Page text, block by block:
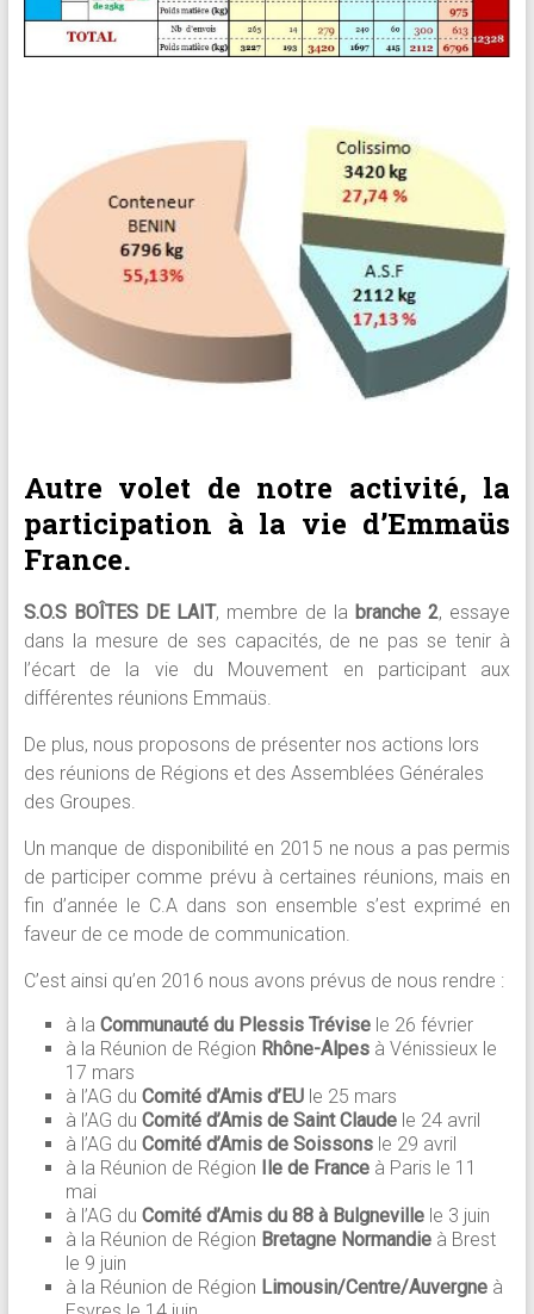
Autre volet de notre activité, la
participation à la vie d’Emmaüs
France.
S.O.S BOÎTES DE LAIT, membre de la branche 2, essaye
dans la mesure de ses capacités, de ne pas se tenir à
l’écart de la vie du Mouvement en participant aux
différentes réunions Emmaüs.
De plus, nous proposons de présenter nos actions lors
des réunions de Régions et des Assemblées Générales
des Groupes.
Un manque de disponibilité en 2015 ne nous a pas permis
de participer comme prévu à certaines réunions, mais en
fin d’année le C.A dans son ensemble s’est exprimé en
faveur de ce mode de communication.
C’est ainsi qu’en 2016 nous avons prévus de nous rendre :
à la Communauté du Plessis Trévisele 26 février
à la Réunion de Région Rhône-Alpesà Vénissieux le
17 mars
à l’AG du Comité d’Amis d’EUle 25 mars
à l’AG du Comité d’Amis de Saint Claudele 24 avril
à l’AG du Comité d’Amis de Soissonsle 29 avril
à la Réunion de Région Ile de Franceà Paris le 11
mai
à l’AG du Comité d’Amis du 88 à Bulgnevillele 3 juin
à la Réunion de Région Bretagne Normandieà Brest
le 9 juin
à la Réunion de Région Limousin/Centre/Auvergneà